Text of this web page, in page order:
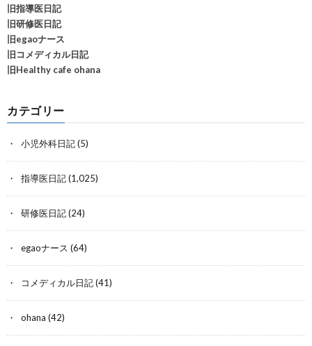
旧指導医日記
旧研修医日記
旧egaoナース
旧コメディカル日記
旧Healthy cafe ohana
カテゴリー
小児外科日記(5)
指導医日記(1,025)
研修医日記(24)
egaoナース (64)
コメディカル日記(41)
ohana (42)